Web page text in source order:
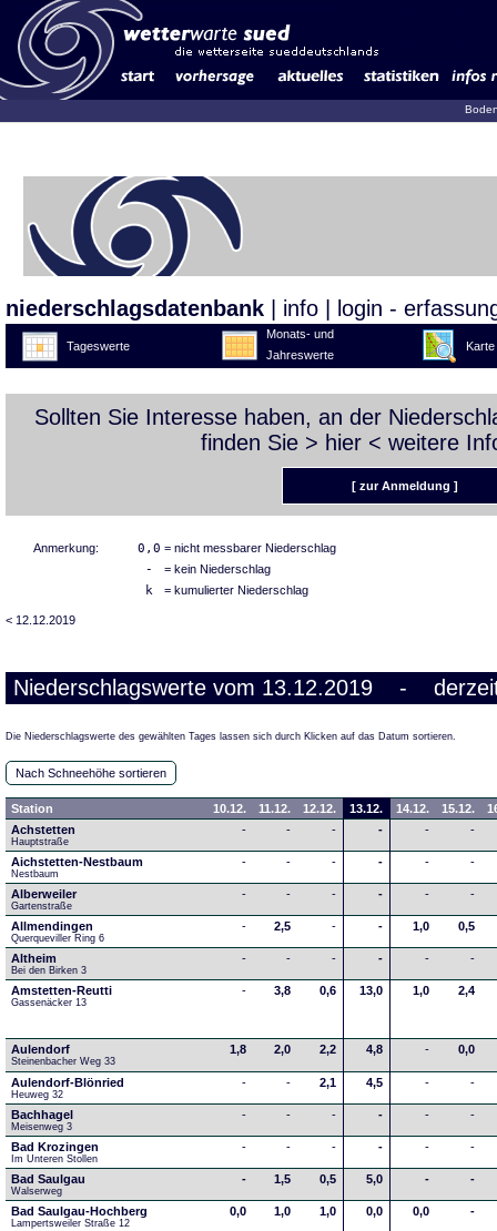
niederschlagsdatenbank info login -
Tageswerte
Monats- und
Jahreswerte
Karte
Sollten Sie Interesse haben, an der
finden Sie > hier < weitere
[ zur Anmeldung ]
Anmerkung: 0,0 = nicht messbarer Niederschlag
- = kein Niederschlag
k = kumulierter Niederschlag
< 12.12.2019
Niederschlagswerte vom 13.12.2019 -
Die Niederschlagswerte des gewählten Tages lassen sich durch Klicken auf das Datum sortieren.
Nach Schneehöhe sortieren
Station 10.12. 11.12. 12.12. 13.12. 14.12. 15.12.
Achstetten
Hauptstraße
- - - - - -
Aichstetten-Nestbaum
Nestbaum
- - - - - -
Alberweiler
Gartenstraße
- - - - - -
Allmendingen
Querqueviller Ring 6
- 2,5 - - 1,0 0,5
Altheim
Bei den Birken 3
- - - - - -
Amstetten-Reutti
Gassenäcker 13
- 3,8 0,6 13,0 1,0 2,4
Aulendorf
Steinenbacher Weg 33
1,8 2,0 2,2 4,8 - 0,0
Aulendorf-Blönried
Heuweg 32
- - 2,1 4,5 - -
Bachhagel
Meisenweg 3
- - - - - -
Bad Krozingen
Im Unteren Stollen
- - - - - -
Bad Saulgau
Walserweg
- 1,5 0,5 5,0 - -
Bad Saulgau-Hochberg
Lampertsweiler Straße 12
0,0 1,0 1,0 0,0 0,0 -